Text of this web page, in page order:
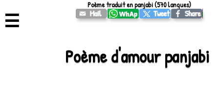
☰
Poème d'amour panjabi
Poème traduit en panjabi (570 langues)